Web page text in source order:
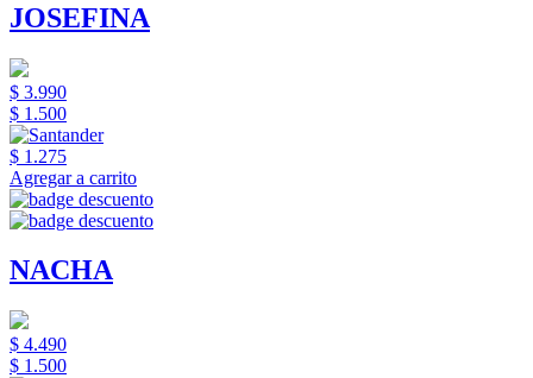
JOSEFINA
$ 3.990
$ 1.500
$ 1.275
Agregar a carrito
NACHA
$ 4.490
$ 1.500